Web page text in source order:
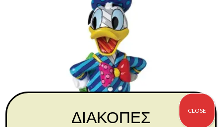
ΔΙΑΚΟΠΕΣ CLOSE